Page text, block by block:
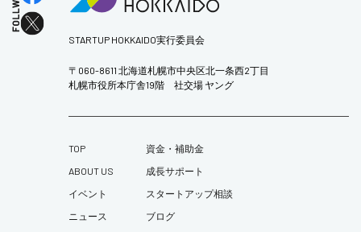
STARTUP HOKKAIDO実行委員会
〒060-8611 北海道札幌市中央区北一条西2丁目
札幌市役所本庁舎19階 社交場 ヤング
TOP
ABOUT US
イベント
ニュース
資金・補助金
成長サポート
スタートアップ相談
ブログ